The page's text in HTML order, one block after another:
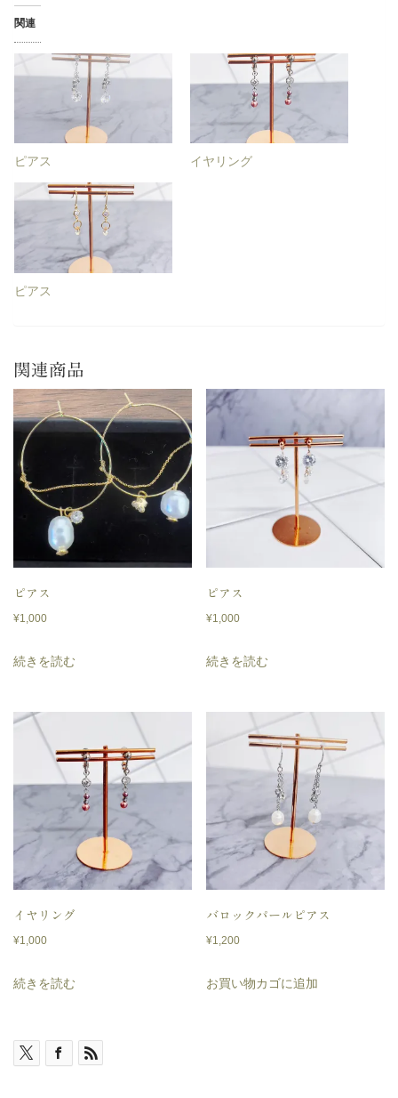
関連
ピアス イヤリング
ピアス
関連商品
ピアス
¥1,000
続きを読む
ピアス
¥1,000
続きを読む
イヤリング
¥1,000
続きを読む
バロックパールピアス
¥1,200
お買い物カゴに追加